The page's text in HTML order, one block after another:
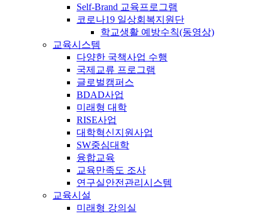
Self-Brand 교육프로그램
코로나19 일상회복지원단
학교생활 예방수칙(동영상)
교육시스템
다양한 국책사업 수행
국제교류 프로그램
글로벌캠퍼스
BDAD사업
미래형 대학
RISE사업
대학혁신지원사업
SW중심대학
융합교육
교육만족도 조사
연구실안전관리시스템
교육시설
미래형 강의실